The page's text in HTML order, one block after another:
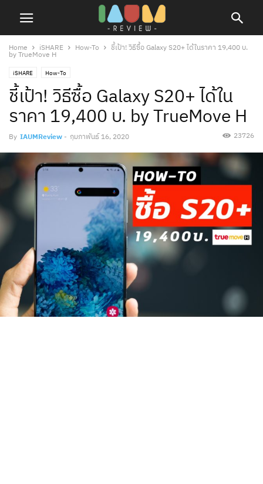
Home iSHARE How-To
ชี้เป้า! วิธีซื้อ Galaxy S20+ ได้ในราคา ‭19,400‬ บ.
by TrueMove H
iSHARE How-To
ชี้เป้า! วิธีซื้อ Galaxy S20+ ได้ใน
ราคา ‭19,400‬ บ. by TrueMove H
By IAUMReview - กุมภาพันธ์ 16, 2020 23726